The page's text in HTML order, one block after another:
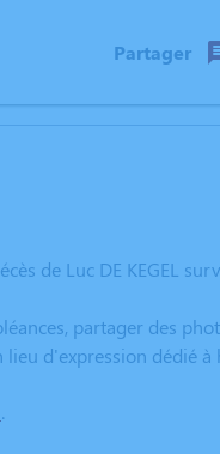
Partager
de Luc DE KEGEL
partager des
d'expression dédié à
.